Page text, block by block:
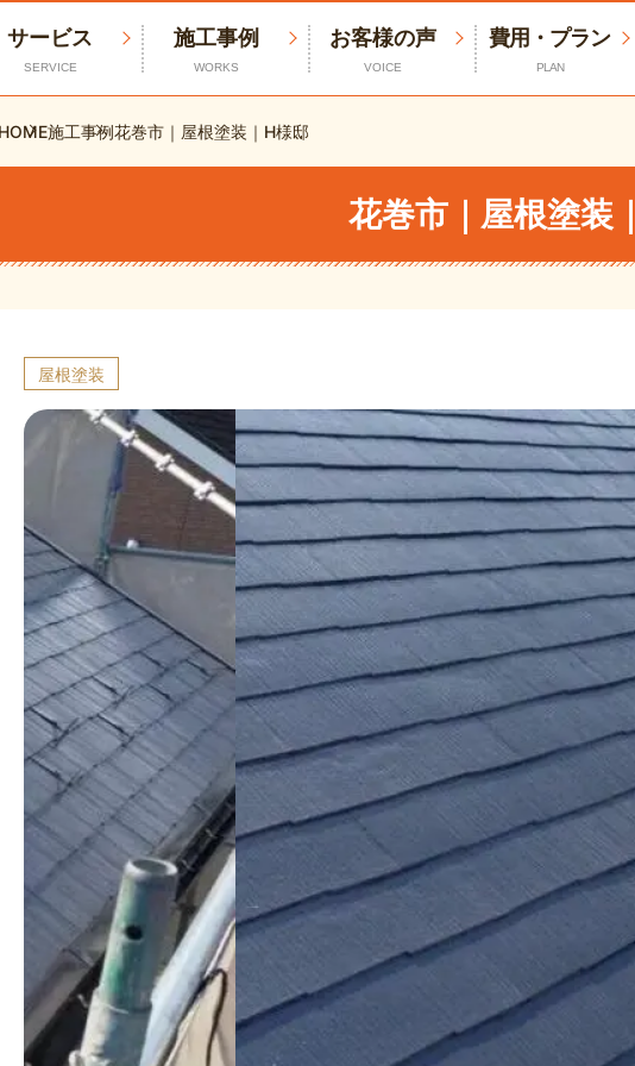
サービス
SERVICE
施工事例
WORKS
お客様の声
VOICE
費用・プラン
PLAN
HOME施工事例花巻市｜屋根塗装｜H様邸
花巻市｜屋根塗
屋根塗装